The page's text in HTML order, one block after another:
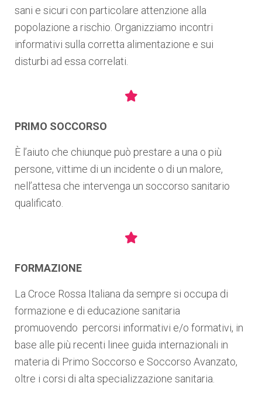
sani e sicuri con particolare attenzione alla
popolazione a rischio. Organizziamo incontri
informativi sulla corretta alimentazione e sui
disturbi ad essa correlati.
PRIMO SOCCORSO
È l’aiuto che chiunque può prestare a una o più
persone, vittime di un incidente o di un malore,
nell’attesa che intervenga un soccorso sanitario
qualificato.
FORMAZIONE
La Croce Rossa Italiana da sempre si occupa di
formazione e di educazione sanitaria
promuovendo percorsi informativi e/o formativi, in
base alle più recenti linee guida internazionali in
materia di Primo Soccorso e Soccorso Avanzato,
oltre i corsi di alta specializzazione sanitaria.